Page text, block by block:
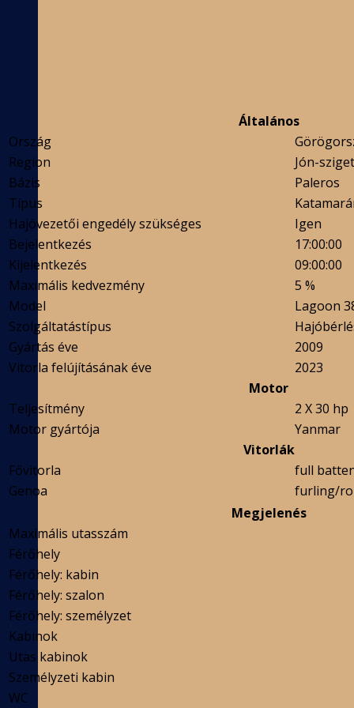
Általános
Ország
Region
Jón-
Bázis
Paleros
Típus
Hajóvezetői engedély szükséges
Igen
Bejelentkezés
17:00:00
Kijelentkezés
09:00:00
Maximális kedvezmény
5 %
Model
Lagoon
Szolgáltatástípus
Gyártás éve
2009
Vitorla felújításának éve
2023
Motor
Teljesítmény
2 X 30 hp
Motor gyártója
Yanmar
Vitorlák
Fővitorla
full
Genoa
furling/
Megjelenés
Maximális utasszám
Férőhely
Férőhely: kabin
Férőhely: szalon
Férőhely: személyzet
Kabinok
Utas kabinok
Személyzeti kabin
WC